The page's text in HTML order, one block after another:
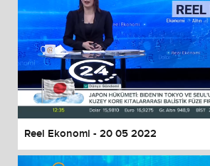
Reel Ekonomi - 20 05 2022